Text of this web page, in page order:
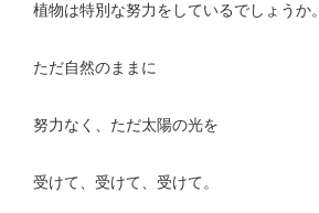
植物は特別な努力をしているでしょうか。
ただ自然のままに
努力なく、ただ太陽の光を
受けて、受けて、受けて。